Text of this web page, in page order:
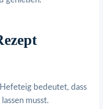
bedeutet, dass
musst.